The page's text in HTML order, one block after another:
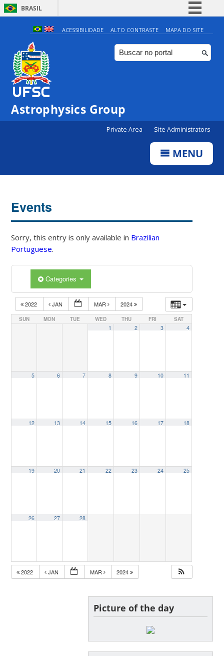
BRASIL
Simplifique!
Comunica BR
Participe
ACESSIBILIDADE ALTO CONTRASTE MAPA DO SITE
Astrophysics Group
Private Area Site Administrators
MENU
Events
Sorry, this entry is only available in Brazilian
Portuguese.
Categories
2022 JAN MAR 2024
SUN MON TUE WED THU FRI SAT
1 2 3 4
5 6 7 8 9 10 11
12 13 14 15 16 17 18
19 20 21 22 23 24 25
26 27 28
2022 JAN MAR 2024
Picture of the day